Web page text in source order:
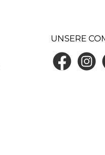
UNSERE
Facebook